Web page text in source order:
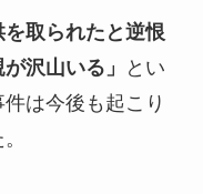
を取られたと逆恨
沢山いる」
とい
は今後も起こり